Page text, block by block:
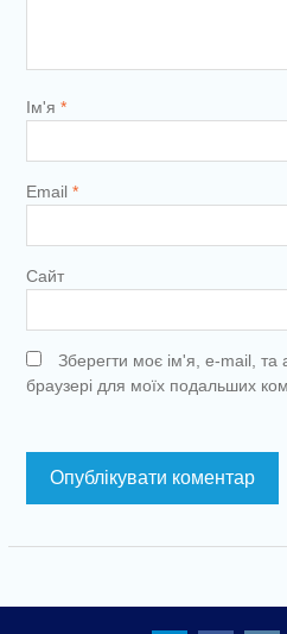
Ім'я *
Email *
Сайт
Зберегти моє ім'я, e-mail, та
браузері для моїх подальших